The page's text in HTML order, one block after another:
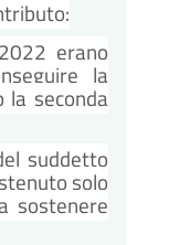
erano
la
la seconda
suddetto
solo
sostenere